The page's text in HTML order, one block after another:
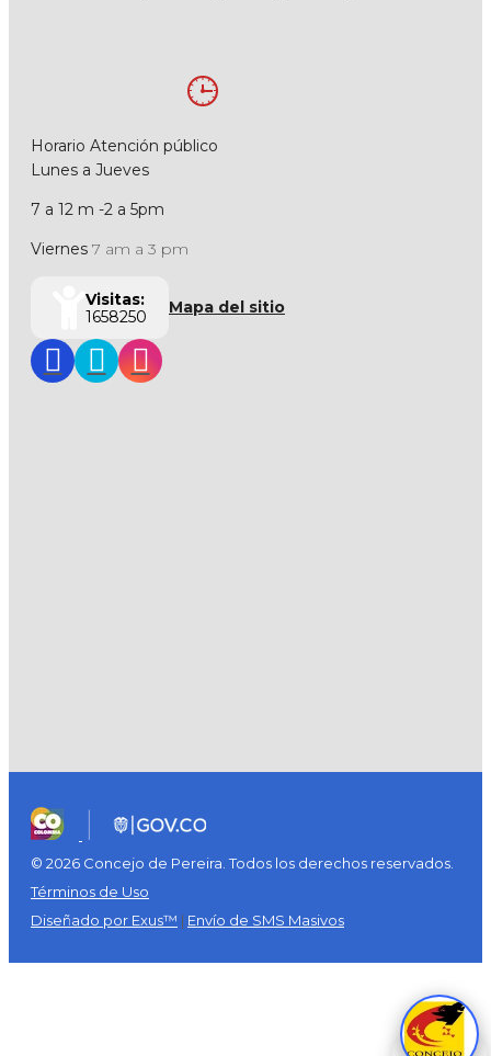
Horario Atención público
Lunes a Jueves
7 a 12 m -2 a 5pm
Viernes 7 am a 3 pm
Visitas:
1658250
Mapa del sitio
© 2026 Concejo de Pereira. Todos los derechos reservados.
Términos de Uso
Diseñado por Exus™ | Envío de SMS Masivos